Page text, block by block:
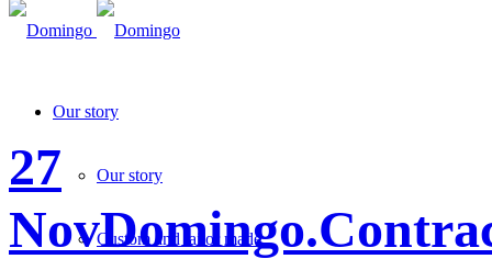
Our story
Our story
Custom and tailor made
27
Nov